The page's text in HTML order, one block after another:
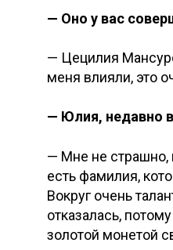
— Оно у вас
— Цецилия
меня влияли, это
— Юлия, недавно
— Мне не страшно,
есть фамилия,
Вокруг очень
отказалась,
золотой монетой